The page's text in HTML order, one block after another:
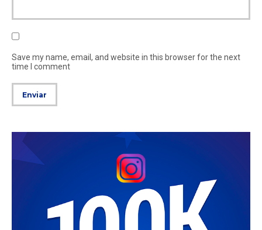
Save my name, email, and website in this browser for the next
time I comment